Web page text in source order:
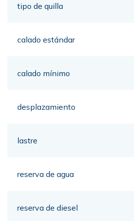
tipo de quilla
calado estándar
calado mínimo
desplazamiento
lastre
reserva de agua
reserva de diesel